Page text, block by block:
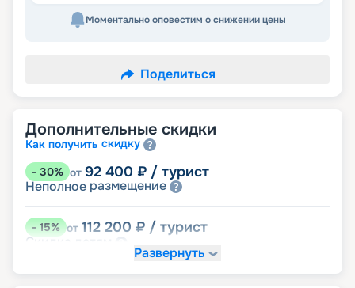
Моментально оповестим о снижении цены
Поделиться
Дополнительные скидки
Как получить скидку
- 30% от 92 400 ₽ / турист
Неполное размещение
-15% от 112 200 ₽ / турист
Скидка
Развернуть